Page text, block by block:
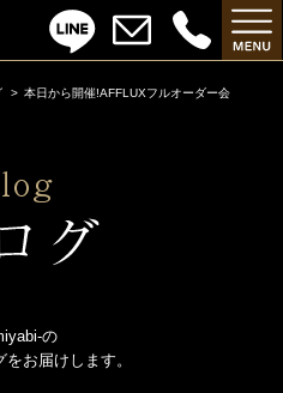
本日から開催!AFFLUXフルオーダー会
の
お届けします。